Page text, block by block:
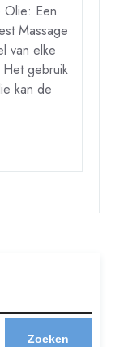
Olie: Een
Massage
van elke
Het gebruik
kan de
Zoeken